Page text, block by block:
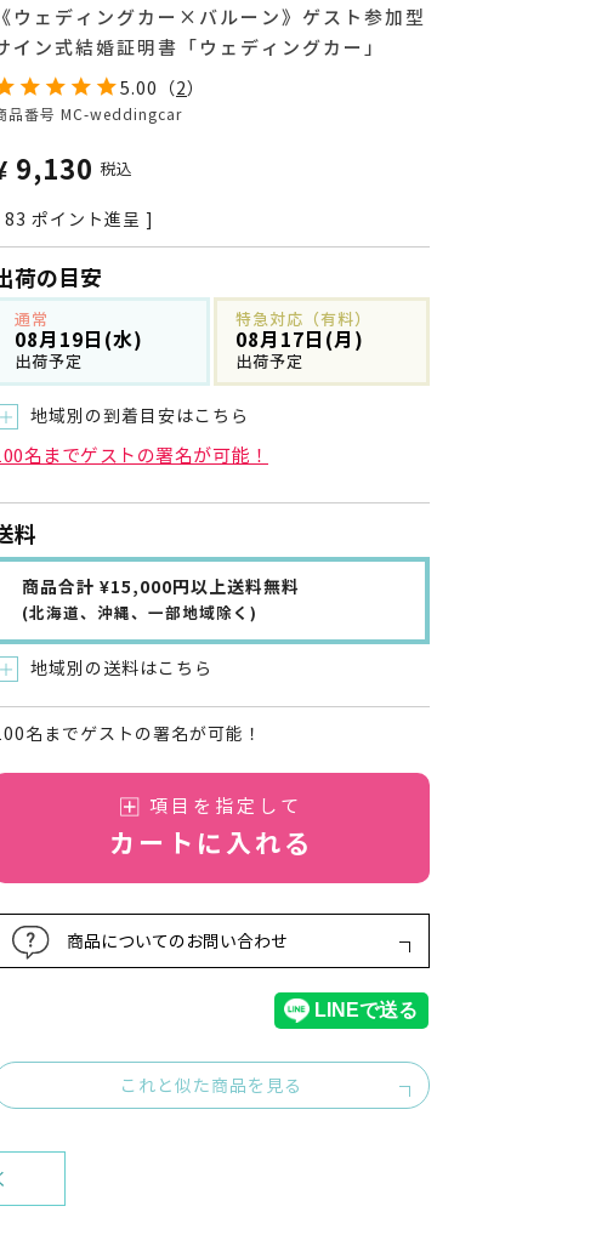
《ウェディングカー×バルーン》ゲスト参加型
イン式結婚証明書「ウェディングカー」
5.00 （2）
品番号 MC-weddingcar
9,130 税込
83 ポイント進呈 ]
荷の目安
通常
08月19日(水)
出荷予定
特急対応（有料）
08月17日(月)
出荷予定
＋ 地域別の到着目安はこちら
名までゲストの署名が可能！
料
商品合計 ¥15,000円以上送料無料
(北海道、沖縄、一部地域除く)
＋ 地域別の送料はこちら
名までゲストの署名が可能！
項目を指定して
カートに入れる
商品についてのお問い合わせ
これと似た商品を見る